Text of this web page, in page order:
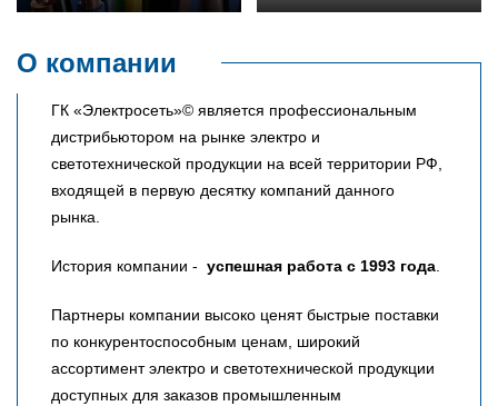
О компании
ГК «Электросеть»© является профессиональным
дистрибьютором на рынке электро и
светотехнической продукции на всей территории РФ,
входящей в первую десятку компаний данного
рынка.
История компании - успешная работа с 1993 года.
Партнеры компании высоко ценят быстрые поставки
по конкурентоспособным ценам, широкий
ассортимент электро и светотехнической продукции
доступных для заказов промышленным